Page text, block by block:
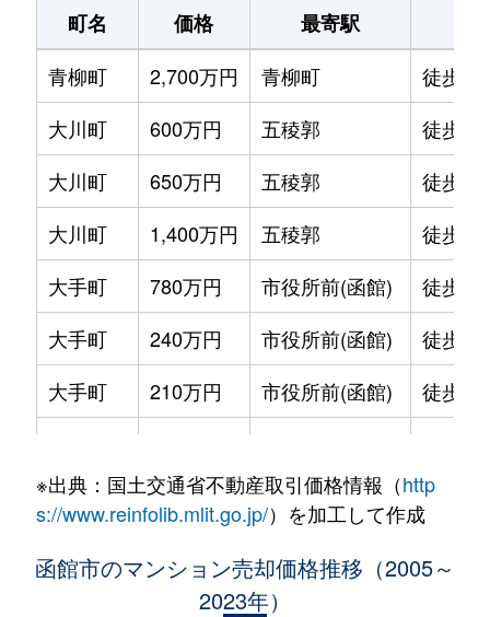
町名 価格 最寄駅
青柳町
2,700万円 青柳町
徒歩0
大川町
600万円 五稜郭
徒歩14
大川町
650万円 五稜郭
徒歩13
大川町
1,400万円 五稜郭
徒歩7
大手町
780万円 市役所前(函館)
徒歩2
大手町
240万円 市役所前(函館)
徒歩2
大手町
210万円 市役所前(函館)
徒歩2
大森町
330万円 松風町
徒歩5
2,400万円 五稜郭
※出典：国土交通省不動産取引価格情報（http
s://www.reinfolib.mlit.go.jp/）を加工して作成
函館市のマンション売却価格推移（2005～
2023年）